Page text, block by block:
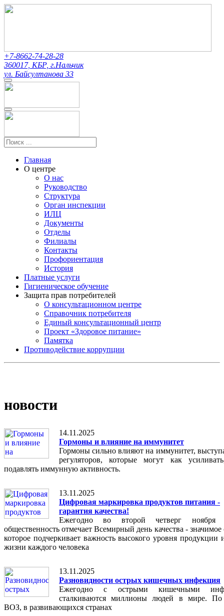
+7-8662-74-28-28
360017, КБР, г.Нальчик
ул. Байсултанова 33
Главная
О центре
О нас
Руководство
Структура
Орган инспекции
ИЛЦ
Документы
Отделы
Филиалы
Контакты
Профориентация
История
Платные услуги
Гигиеническое обучение
Защита прав потребителей
О консультационном центре
Справочник потребителя
Единый консультационный центр
Проект «Здоровое питание»
Памятка
Противодействие коррупции
новости
14.11.2025
Гормоны и влияние на иммунитет
Гормоны сильно влияют на иммунитет,
регуляторов, которые могут как
подавлять иммунную активность.
13.11.2025
Цифровая маркировка продуктов питания -
гарантия качества!
Ежегодно во второй четверг ноября
общественность отмечает Всемирный день качества -
которое подчеркивает важность высокого уровня продукции
жизни каждого человека
13.11.2025
Разновидности острых кишечных инфекция
Ежегодно с острыми кишечными
сталкиваются миллионы людей в мире.
ВОЗ, в развивающихся странах